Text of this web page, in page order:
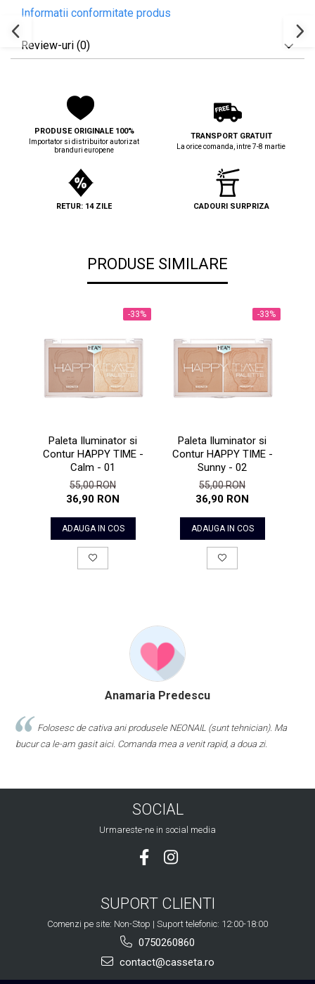
Informatii conformitate produs
Review-uri (0)
PRODUSE ORIGINALE 100%
Importator si distribuitor autorizat
branduri europene
TRANSPORT GRATUIT
La orice comanda, intre 7-8 martie
RETUR: 14 ZILE CADOURI SURPRIZA
PRODUSE SIMILARE
-33%
Paleta Iluminator si
Contur HAPPY TIME -
Calm - 01
55,00 RON
36,90 RON
ADAUGA IN COS
-33%
Paleta Iluminator si
Contur HAPPY TIME -
Sunny - 02
55,00 RON
36,90 RON
ADAUGA IN COS
Anamaria Predescu
Folosesc de cativa ani produsele NEONAIL (sunt tehnician). Ma
bucur ca le-am gasit aici. Comanda mea a venit rapid, a doua zi.
SOCIAL
Urmareste-ne in social media
SUPORT CLIENTI
Comenzi pe site: Non-Stop | Suport telefonic: 12:00-18:00
0750260860
contact@casseta.ro